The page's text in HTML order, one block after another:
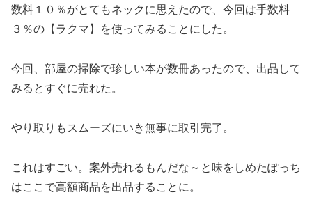
数料１０％がとてもネックに思えたので、今回は手数料
３％の【ラクマ】を使ってみることにした。
今回、部屋の掃除で珍しい本が数冊あったので、出品して
みるとすぐに売れた。
やり取りもスムーズにいき無事に取引完了。
これはすごい。案外売れるもんだな～と味をしめたぽっち
はここで高額商品を出品することに。